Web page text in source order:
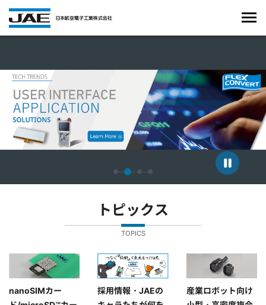
トピックス
TOPICS
nanoSIMカー
採用情報・JAEの
産業ロボット向け